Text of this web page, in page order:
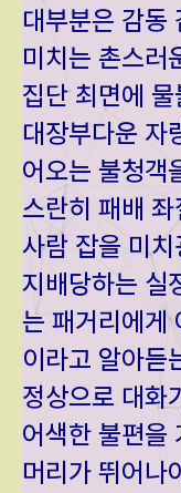
대부분은 감동
미치는 촌스러
집단 최면에
대장부다운 자
어오는 불청객
스란히 패배
사람 잡을 미
지배당하는 실
는 패거리에게
이라고 알아듣
정상으로 대화
어색한 불편을
머리가 뛰어나